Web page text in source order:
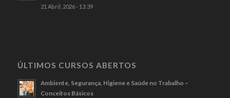
21 Abril, 2026 - 13:39
ÚLTIMOS CURSOS ABERTOS
Ambiente, Segurança, Higiene e Saúde no Trabalho –
Conceitos Básicos